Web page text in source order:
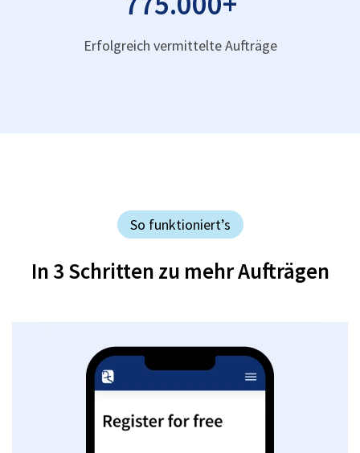
Erfolgreich vermittelte Aufträge
So funktioniert’s
In 3 Schritten zu mehr Aufträgen